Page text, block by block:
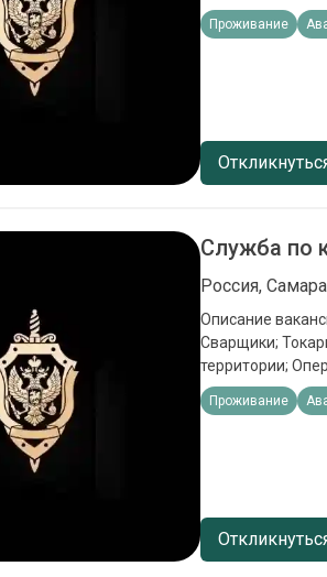
целей Условия -
мотивационные
Ежемесячная зарплата 210 000 СВО-РФ
Проживание
Служба по
Россия, Самара
Описание
Сварщики;
территории;
целей Условия -
мотивационные
Ежемесячная
Проживание